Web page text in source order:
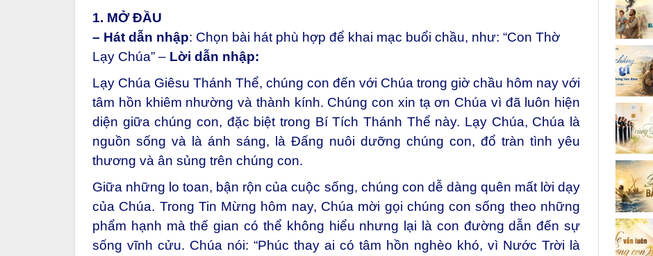
1. MỞ ĐẦU
– Hát dẫn nhập: Chọn bài hát phù hợp để khai mạc buổi chầu, như: “Con Thờ
Lạy Chúa” – Lời dẫn nhập:
Lạy Chúa Giêsu Thánh Thể, chúng con đến với Chúa trong giờ chầu hôm nay với
tâm hồn khiêm nhường và thành kính. Chúng con xin tạ ơn Chúa vì đã luôn hiện
diện giữa chúng con, đặc biệt trong Bí Tích Thánh Thể này. Lạy Chúa, Chúa là
nguồn sống và là ánh sáng, là Đấng nuôi dưỡng chúng con, đổ tràn tình yêu
thương và ân sủng trên chúng con.
Giữa những lo toan, bận rộn của cuộc sống, chúng con dễ dàng quên mất lời dạy
của Chúa. Trong Tin Mừng hôm nay, Chúa mời gọi chúng con sống theo những
phẩm hạnh mà thế gian có thể không hiểu nhưng lại là con đường dẫn đến sự
sống vĩnh cửu. Chúa nói: “Phúc thay ai có tâm hồn nghèo khó, vì Nước Trời là